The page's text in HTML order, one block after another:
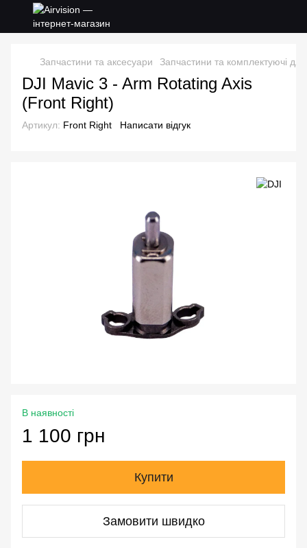
Запчастини та аксесуари Запчастини та комплектуючі
DJI Mavic 3 - Arm Rotating Axis
(Front Right)
Артикул: Front Right Написати відгук
В наявності
1 100 грн
Купити
Замовити швидко